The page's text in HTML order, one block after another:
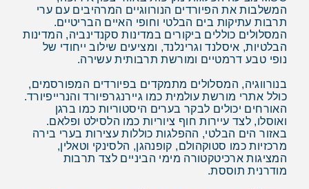
המשלבות את הפיורדים הנורווגיים המרהיבים עם ערי
תרבות עתיקות בים הבלטי וחופי האיים הבריטיים.
המסלולים כוללים ביקורים במדינות סקנדינביה, המדינות
הבלטיות, איסלנד וגרינלנד, ומציעים שילוב ייחודי של
נופי טבע דרמטיים ומורשת תרבותית עשירה.
בנורווגיה, המסלולים מתמקדים בפיורדים המפורסמים,
כולל אתרי מורשת עולמית כמו גיירנגרפיורד והנרייפיורד.
האורחים יכולים לבקר בערים היסטוריות כמו ברגן
ואוסלו, לצד עיירות חוף ציוריות כמו הלסילט ופלאם.
באזור הים הבלטי, ההפלגות כוללות עצירות בערי בירה
מרכזיות כמו סטוקהולם, קופנהגן, הלסינקי וטאלין,
המציגות ארכיטקטורה מימי הביניים לצד תרבות
מודרנית תוססת.